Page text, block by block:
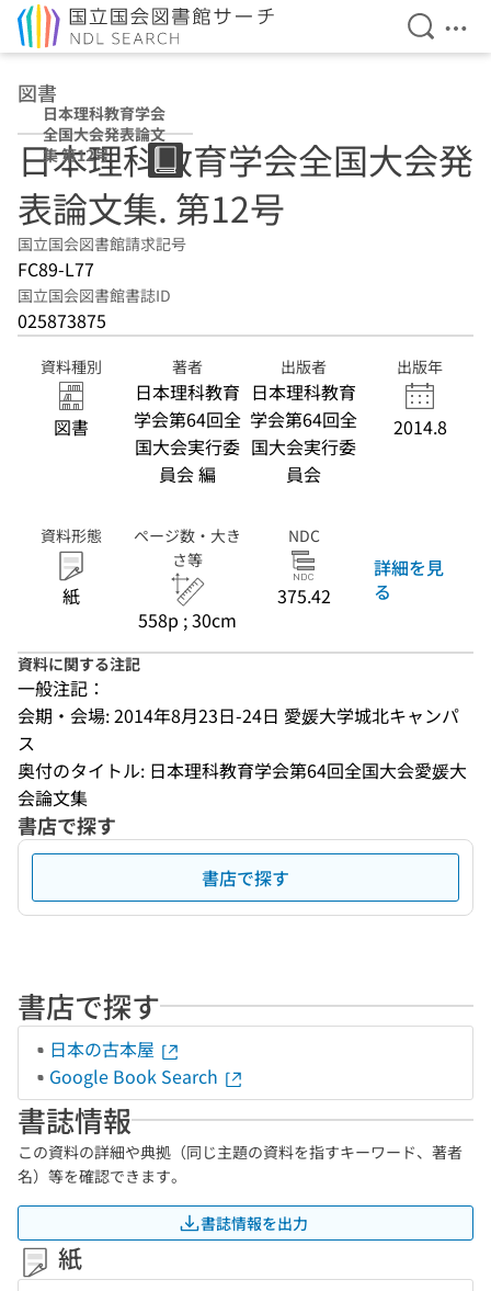
検索を
メ
図書
日本理科教育学会
全国大会発表論文
集 第12号
日本理科教育学会全国大会発
表論文集. 第12号
国立国会図書館請求記号
FC89-L77
国立国会図書館書誌ID
025873875
資料種別
図書
著者
日本理科教育
学会第64回全
国大会実行委
員会 編
出版者
日本理科教育
学会第64回全
国大会実行委
員会
出版年
2014.8
資料形態
紙
ページ数・大き
さ等
558p ; 30cm
NDC
375.42
詳細を見
る
資料に関する注記
一般注記：
会期・会場: 2014年8月23日-24日 愛媛大学城北キャンパ
ス
奥付のタイトル: 日本理科教育学会第64回全国大会愛媛大
会論文集
書店で探す
書店で探す
書店で探す
日本の古本屋
Google Book Search
書誌情報
この資料の詳細や典拠（同じ主題の資料を指すキーワード、著者
名）等を確認できます。
書誌情報を出力
紙